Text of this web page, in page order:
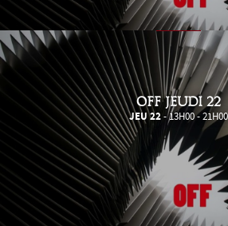
OFF JEUDI 22
JEU 22- 13H00 - 21H00